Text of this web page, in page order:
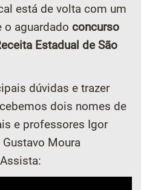
está de volta com um
aguardado concurso
Estadual de São
dúvidas e trazer
dois nomes de
e professores Igor
Moura